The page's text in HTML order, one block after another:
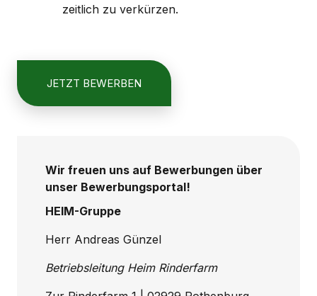
zeitlich zu verkürzen.
JETZT BEWERBEN
Wir freuen uns auf Bewerbungen über
unser Bewerbungsportal!
HEIM-Gruppe
Herr Andreas Günzel
Betriebsleitung Heim Rinderfarm